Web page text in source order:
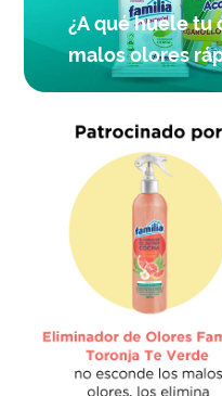
¿A qué huele tu
malos olores